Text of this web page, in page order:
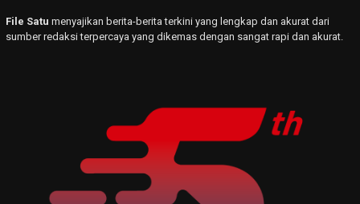
File Satu menyajikan berita-berita terkini yang lengkap dan akurat dari
sumber redaksi terpercaya yang dikemas dengan sangat rapi dan akurat.